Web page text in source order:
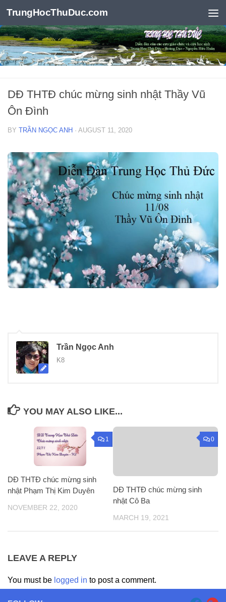
Skip to content
TrungHocThuDuc.com
DĐ THTĐ chúc mừng sinh nhật Thầy Vũ
Ôn Đình
BY TRẦN NGỌC ANH · AUGUST 11, 2020
Trần Ngọc Anh
K8
YOU MAY ALSO LIKE...
1
DĐ THTĐ chúc mừng sinh
nhật Phạm Thị Kim Duyên
NOVEMBER 22, 2020
0
DĐ THTĐ chúc mừng sinh
nhật Cô Ba
MARCH 19, 2021
LEAVE A REPLY
You must be logged in to post a comment.